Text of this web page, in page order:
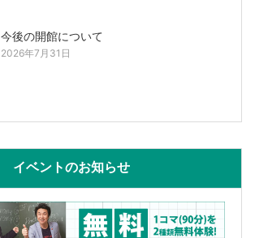
今後の開館について
2026年7月31日
イベントのお知らせ